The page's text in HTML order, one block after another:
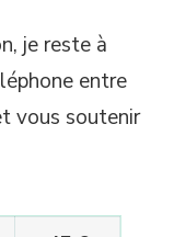
je reste à
entre
vous soutenir